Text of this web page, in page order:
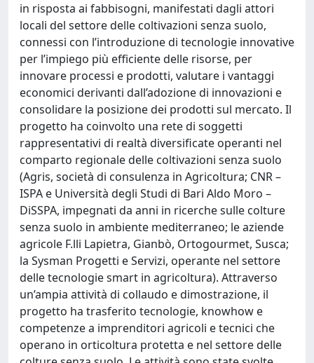
in risposta ai fabbisogni, manifestati dagli attori
locali del settore delle coltivazioni senza suolo,
connessi con l’introduzione di tecnologie innovative
per l’impiego più efficiente delle risorse, per
innovare processi e prodotti, valutare i vantaggi
economici derivanti dall’adozione di innovazioni e
consolidare la posizione dei prodotti sul mercato. Il
progetto ha coinvolto una rete di soggetti
rappresentativi di realtà diversificate operanti nel
comparto regionale delle coltivazioni senza suolo
(Agris, società di consulenza in Agricoltura; CNR –
ISPA e Università degli Studi di Bari Aldo Moro –
DiSSPA, impegnati da anni in ricerche sulle colture
senza suolo in ambiente mediterraneo; le aziende
agricole F.lli Lapietra, Gianbò, Ortogourmet, Susca;
la Sysman Progetti e Servizi, operante nel settore
delle tecnologie smart in agricoltura). Attraverso
un’ampia attività di collaudo e dimostrazione, il
progetto ha trasferito tecnologie, knowhow e
competenze a imprenditori agricoli e tecnici che
operano in orticoltura protetta e nel settore delle